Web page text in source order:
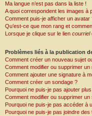
Ma langue n’est pas dans la liste !
A quoi correspondent les images à
Comment puis-je afficher un avatar
Qu’est-ce que mon rang et
Lorsque je clique sur le lien courriel
Problèmes liés à la publication
Comment créer un nouveau sujet
Comment modifier ou supprimer un
Comment ajouter une signature à
Comment créer un sondage ?
Pourquoi ne puis-je pas ajouter
Comment modifier ou supprimer un
Pourquoi ne puis-je pas accéder à
Pourquoi ne puis-je pas joindre